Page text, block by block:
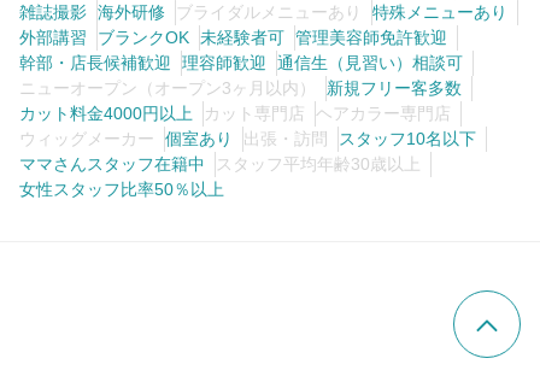
雑誌撮影 海外研修 ブライダルメニューあり
特殊メニューあり
外部講習
ブランクOK 未経験者可 管理美容師免許歓迎
幹部・店長候補歓迎
理容師歓迎
通信生（見習い）相談可
ニューオープン（オープン3ヶ月以内）
新規フリー客多数
カット料金4000円以上
カット専門店
ヘアカラー専門店
ウィッグメーカー
個室あり 出張・訪問
スタッフ10名以下
ママさんスタッフ在籍中
スタッフ平均年齢30歳以上
女性スタッフ比率50％以上